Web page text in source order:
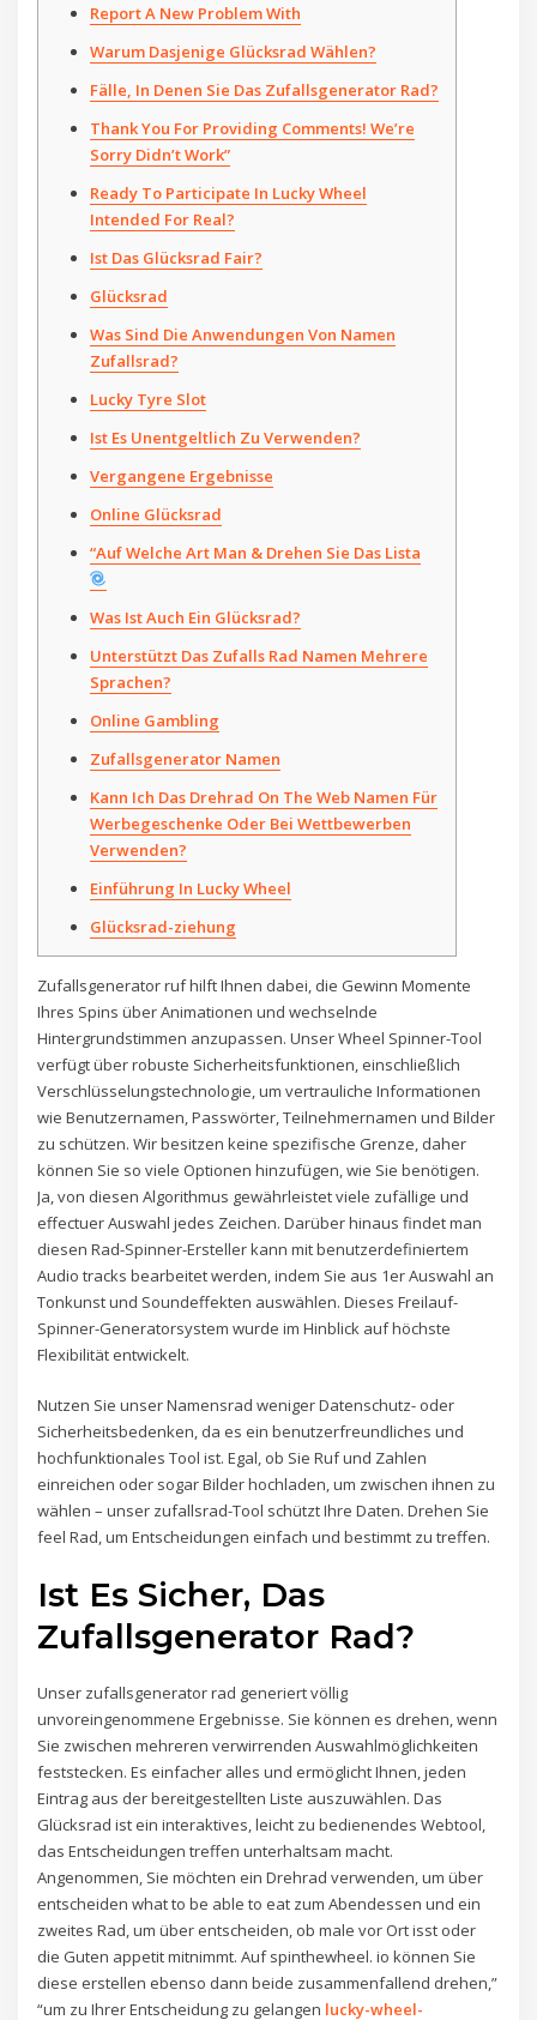
Report A New Problem With
Warum Dasjenige Glücksrad Wählen?
Fälle, In Denen Sie Das Zufallsgenerator Rad?
Thank You For Providing Comments! We’re
Sorry Didn’t Work”
Ready To Participate In Lucky Wheel
Intended For Real?
Ist Das Glücksrad Fair?
Glücksrad
Was Sind Die Anwendungen Von Namen
Zufallsrad?
Lucky Tyre Slot
Ist Es Unentgeltlich Zu Verwenden?
Vergangene Ergebnisse
Online Glücksrad
“Auf Welche Art Man & Drehen Sie Das Lista
Was Ist Auch Ein Glücksrad?
Unterstützt Das Zufalls Rad Namen Mehrere
Sprachen?
Online Gambling
Zufallsgenerator Namen
Kann Ich Das Drehrad On The Web Namen Für
Werbegeschenke Oder Bei Wettbewerben
Verwenden?
Einführung In Lucky Wheel
Glücksrad-ziehung
Zufallsgenerator ruf hilft Ihnen dabei, die Gewinn Momente
Ihres Spins über Animationen und wechselnde
Hintergrundstimmen anzupassen. Unser Wheel Spinner-Tool
verfügt über robuste Sicherheitsfunktionen, einschließlich
Verschlüsselungstechnologie, um vertrauliche Informationen
wie Benutzernamen, Passwörter, Teilnehmernamen und Bilder
zu schützen. Wir besitzen keine spezifische Grenze, daher
können Sie so viele Optionen hinzufügen, wie Sie benötigen.
Ja, von diesen Algorithmus gewährleistet viele zufällige und
effectuer Auswahl jedes Zeichen. Darüber hinaus findet man
diesen Rad-Spinner-Ersteller kann mit benutzerdefiniertem
Audio tracks bearbeitet werden, indem Sie aus 1er Auswahl an
Tonkunst und Soundeffekten auswählen. Dieses Freilauf-
Spinner-Generatorsystem wurde im Hinblick auf höchste
Flexibilität entwickelt.
Nutzen Sie unser Namensrad weniger Datenschutz- oder
Sicherheitsbedenken, da es ein benutzerfreundliches und
hochfunktionales Tool ist. Egal, ob Sie Ruf und Zahlen
einreichen oder sogar Bilder hochladen, um zwischen ihnen zu
wählen – unser zufallsrad-Tool schützt Ihre Daten. Drehen Sie
feel Rad, um Entscheidungen einfach und bestimmt zu treffen.
Ist Es Sicher, Das
Zufallsgenerator Rad?
Unser zufallsgenerator rad generiert völlig
unvoreingenommene Ergebnisse. Sie können es drehen, wenn
Sie zwischen mehreren verwirrenden Auswahlmöglichkeiten
feststecken. Es einfacher alles und ermöglicht Ihnen, jeden
Eintrag aus der bereitgestellten Liste auszuwählen. Das
Glücksrad ist ein interaktives, leicht zu bedienendes Webtool,
das Entscheidungen treffen unterhaltsam macht.
Angenommen, Sie möchten ein Drehrad verwenden, um über
entscheiden what to be able to eat zum Abendessen und ein
zweites Rad, um über entscheiden, ob male vor Ort isst oder
die Guten appetit mitnimmt. Auf spinthewheel. io können Sie
diese erstellen ebenso dann beide zusammenfallend drehen,”
“um zu Ihrer Entscheidung zu gelangen lucky-wheel-